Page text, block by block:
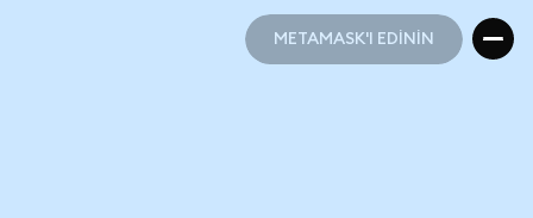
METAMASK'I EDİNİN